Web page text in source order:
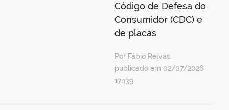
Código de Defesa do
Consumidor (CDC) e
de placas
Por Fábio Relvas,
publicado em 02/07/2026
17h39